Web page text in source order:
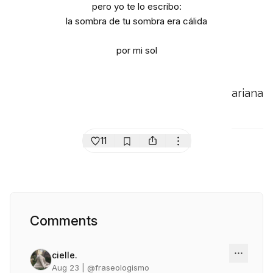
pero yo te lo escribo:
la sombra de tu sombra era cálida
por mi sol
ariana
11
Comments
cielle.
Aug 23 | @fraseologismo